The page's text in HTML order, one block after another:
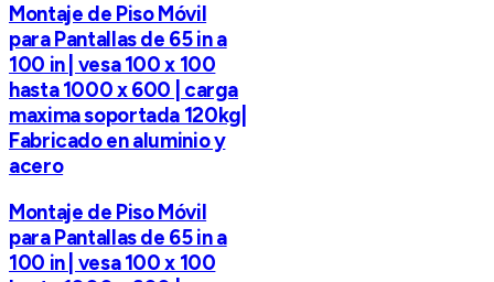
Montaje de Piso Móvil
para Pantallas de 65 in a
100 in | vesa 100 x 100
hasta 1000 x 600 | carga
maxima soportada 120kg|
Fabricado en aluminio y
acero
Montaje de Piso Móvil
para Pantallas de 65 in a
100 in | vesa 100 x 100